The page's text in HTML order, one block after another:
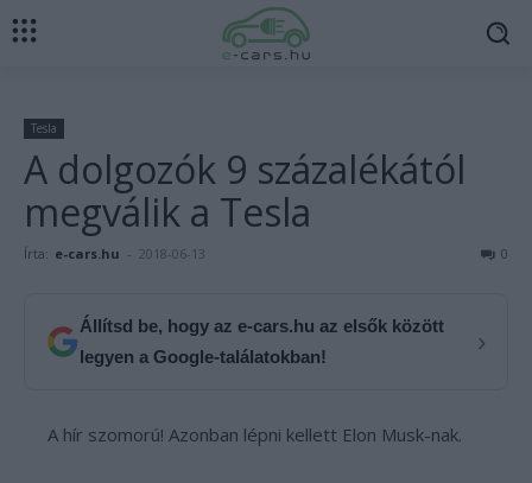
Tesla
A dolgozók 9 százalékától
megválik a Tesla
Írta: e-cars.hu - 2018-06-13 0
Állítsd be, hogy az e-cars.hu az elsők között
legyen a Google-találatokban!
›
A hír szomorú! Azonban lépni kellett Elon Musk-nak.